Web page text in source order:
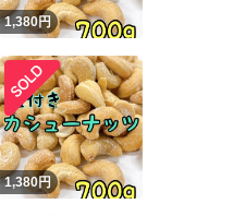
このユーザーは高頻度で24時間以内に
このユーザーは設定した発送日数内に
1,380円
1,380円